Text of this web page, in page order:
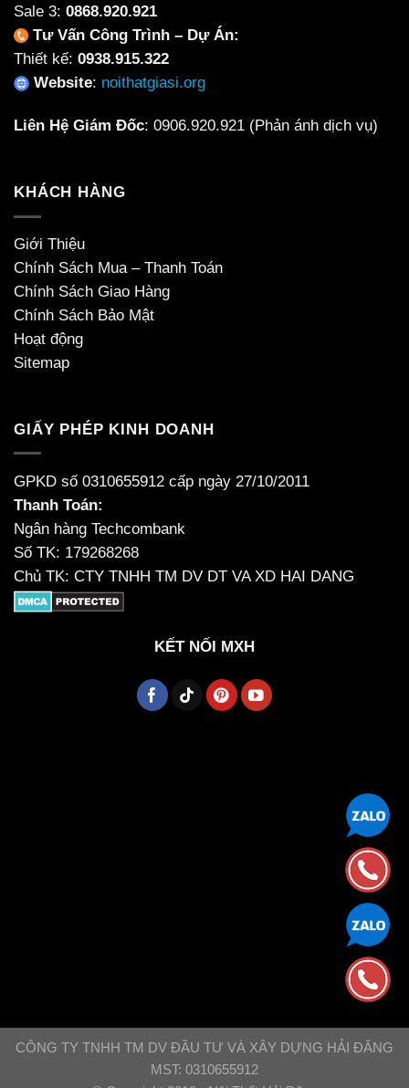
Sale 3: 0868.920.921
Tư Vấn Công Trình – Dự Án:
Thiết kế: 0938.915.322
Website: noithatgiasi.org
Liên Hệ Giám Đốc: 0906.920.921 (Phản ánh dịch vụ)
KHÁCH HÀNG
Giới Thiệu
Chính Sách Mua – Thanh Toán
Chính Sách Giao Hàng
Chính Sách Bảo Mật
Hoạt động
Sitemap
GIẤY PHÉP KINH DOANH
GPKD số 0310655912 cấp ngày 27/10/2011
Thanh Toán:
Ngân hàng Techcombank
Số TK: 179268268
Chủ TK: CTY TNHH TM DV DT VA XD HAI DANG
KẾT NỐI MXH
CÔNG TY TNHH TM DV ĐẦU TƯ VÀ XÂY DỰNG HẢI ĐĂNG
MST: 0310655912